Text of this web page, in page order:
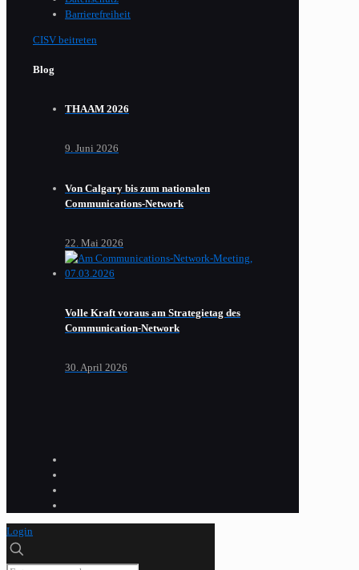
Barrierefreiheit
CISV beitreten
Blog
THAAM 2026
9. Juni 2026
Von Calgary bis zum nationalen
Communications-Network
22. Mai 2026
Volle Kraft voraus am Strategietag des
Communication-Network
30. April 2026
Login